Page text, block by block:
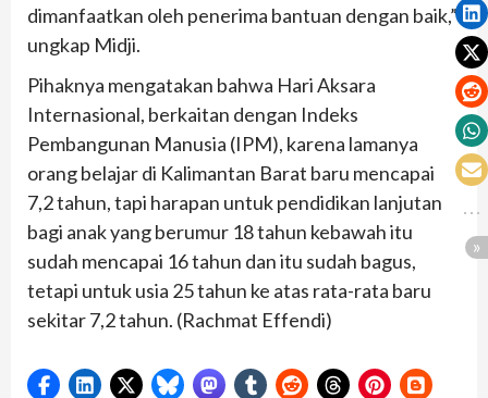
dimanfaatkan oleh penerima bantuan dengan baik,”
ungkap Midji.
Pihaknya mengatakan bahwa Hari Aksara
Internasional, berkaitan dengan Indeks
Pembangunan Manusia (IPM), karena lamanya
orang belajar di Kalimantan Barat baru mencapai
7,2 tahun, tapi harapan untuk pendidikan lanjutan
bagi anak yang berumur 18 tahun kebawah itu
sudah mencapai 16 tahun dan itu sudah bagus,
tetapi untuk usia 25 tahun ke atas rata-rata baru
sekitar 7,2 tahun. (Rachmat Effendi)